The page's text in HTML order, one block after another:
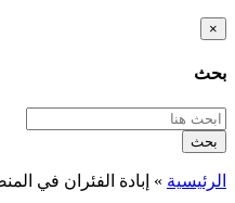
×
بحث
بحث
الرئيسية » إبادة الفئران في